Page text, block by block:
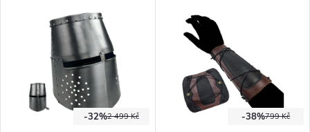
2 499 Kč
-32% 799 Kč
-38%